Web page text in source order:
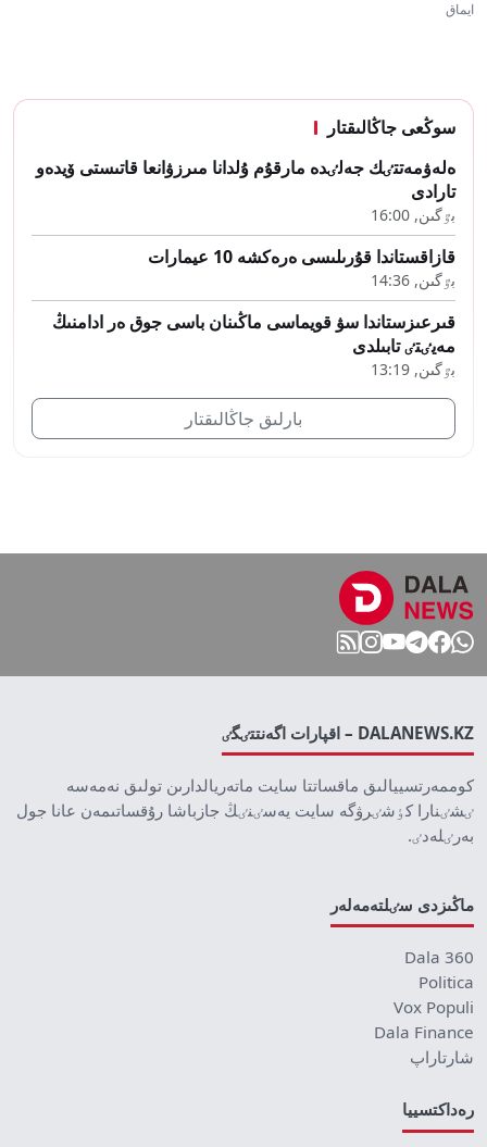
ايماق
سوڭعى جاڭالىقتار
ەلەۋمەتتٸك جەلٸدە مارقۇم ۇلدانا مىرزۋانعا قاتىستى ۆيدەو
تارادى
بٷگىن, 16:00
قازاقستاندا قۇرىلىسى ەرەكشە 10 عيمارات
بٷگىن, 14:36
قىرعىزستاندا سۋ قويماسى ماڭىنان باسى جوق ەر ادامنىڭ
مەيٸتٸ تابىلدى
بٷگىن, 13:19
بارلىق جاڭالىقتار
DALANEWS.KZ – اقپارات اگەنتتٸگٸ
كوممەرتسييالىق ماقساتتا سايت ماتەريالدارىن تولىق نەمەسە
ٸشٸنارا كٶشٸرۋگە سايت يەسٸنٸڭ جازباشا رۇقساتىمەن عانا جول
بەرٸلەدٸ.
ماڭىزدى سٸلتەمەلەر
Dala 360
Politica
Vox Populi
Dala Finance
شارتاراپ
رەداكتسييا